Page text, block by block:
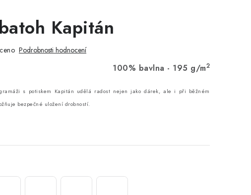
Kapitán
Podrobnosti hodnocení
100% bavlna - 195 g/m2
s potiskem Kapitán udělá radost nejen jako dárek, ale i při běžném
bezpečné uložení drobností.